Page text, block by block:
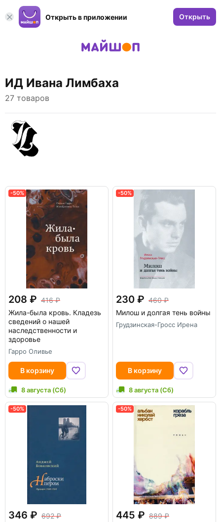
Открыть в приложении Открыть
ИД Ивана Лимбаха
27 товаров
-50%
208
416
Жила-была кровь. Кладезь
сведений о нашей
наследственности и
здоровье
Гарро Оливье
В корзину
8 августа (Сб)
-50%
230
460
Милош и долгая тень войны
Грудзинская-Гросс Ирена
В корзину
8 августа (Сб)
-50%
346
692
-50%
445
889